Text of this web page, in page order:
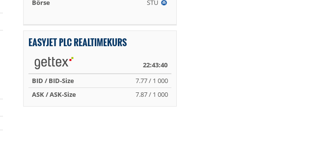
Börse
STU
EASYJET PLC REALTIMEKURS
22:43:40
BID / BID-Size
7.77 / 1 000
ASK / ASK-Size
7.87 / 1 000